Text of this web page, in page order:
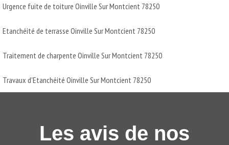
Urgence fuite de toiture Oinville Sur Montcient 78250
Etanchéité de terrasse Oinville Sur Montcient 78250
Traitement de charpente Oinville Sur Montcient 78250
Travaux d'Etanchéité Oinville Sur Montcient 78250
Les avis de nos